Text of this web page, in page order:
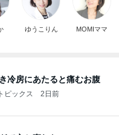
ゆうこりん MOMIママ
冷房にあたると痛むお腹
ピックス 2日前